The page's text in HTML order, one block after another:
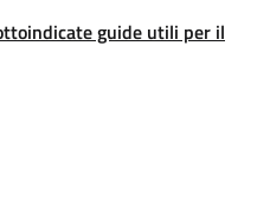
guide utili per il